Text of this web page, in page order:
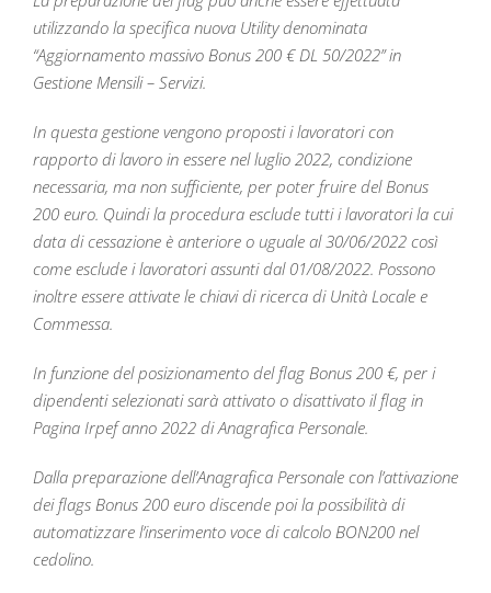
utilizzando la specifica nuova Utility denominata
“Aggiornamento massivo Bonus 200 € DL 50/2022” in
Gestione Mensili – Servizi.
In questa gestione vengono proposti i lavoratori con
rapporto di lavoro in essere nel luglio 2022, condizione
necessaria, ma non sufficiente, per poter fruire del Bonus
200 euro. Quindi la procedura esclude tutti i lavoratori la cui
data di cessazione è anteriore o uguale al 30/06/2022 così
come esclude i lavoratori assunti dal 01/08/2022. Possono
inoltre essere attivate le chiavi di ricerca di Unità Locale e
Commessa.
In funzione del posizionamento del flag Bonus 200 €, per i
dipendenti selezionati sarà attivato o disattivato il flag in
Pagina Irpef anno 2022 di Anagrafica Personale.
Dalla preparazione dell’Anagrafica Personale con l’attivazione
dei flags Bonus 200 euro discende poi la possibilità di
automatizzare l’inserimento voce di calcolo BON200 nel
cedolino.